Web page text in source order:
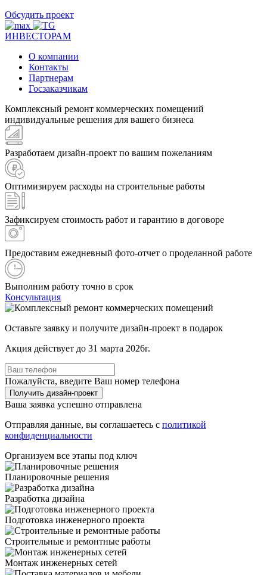
Обсудить проект
ИНВЕСТОРАМ
О компании
Контакты
Партнерам
Госзаказчикам
Комплексный ремонт коммерческих помещений
индивидуальные решения для вашего бизнеса
Разработаем дизайн-проект по вашим пожеланиям
Оптимизируем расходы на строительные работы
Зафиксируем стоимость работ и гарантию в договоре
Предоставим ежедневный фото-отчет о проделанной работе
Выполним работу точно в срок
Консультация
Оставьте заявку и получите дизайн-проект в подарок
Акция действует до 31 марта 2026г.
Пожалуйста, введите Ваш номер телефона
Получить дизайн-проект
Ваша заявка успешно отправлена
Отправляя данные, вы соглашаетесь с политикой
конфиденциальности
Организуем все этапы под ключ
Планировочные решения
Разработка дизайна
Подготовка инженерного проекта
Строительные и ремонтные работы
Монтаж инженерных сетей